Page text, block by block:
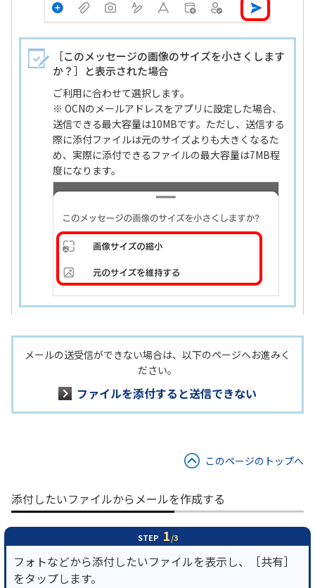
［このメッセージの画像のサイズを小さくします
か？］と表示された場合
ご利用に合わせて選択します。
※ OCNのメールアドレスをアプリに設定した場合、
送信できる最大容量は10MBです。ただし、送信する
際に添付ファイルは元のサイズよりも大きくなるた
め、実際に添付できるファイルの最大容量は7MB程
度になります。
メールの送受信ができない場合は、以下のページへお進みく
ださい。
ファイルを添付すると送信できない
このページのトップへ
添付したいファイルからメールを作成する
STEP 1/3
フォトなどから添付したいファイルを表示し、［共有］
をタップします。